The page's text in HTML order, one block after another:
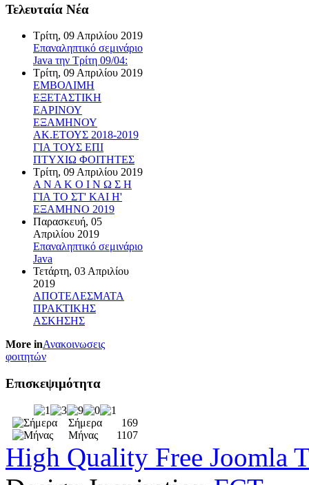
Τελευταία Νέα
Τρίτη, 09 Απριλίου 2019
Επαναληπτικό σεμινάριο
Java την Τρίτη 09/04:
Τρίτη, 09 Απριλίου 2019
ΕΜΒΟΛΙΜΗ
ΕΞΕΤΑΣΤΙΚΗ
ΕΑΡΙΝΟΥ
ΕΞΑΜΗΝΟΥ
ΑΚ.ΕΤΟΥΣ 2018-2019
ΓΙΑ ΤΟΥΣ ΕΠΙ
ΠΤΥΧΙΩ ΦΟΙΤΗΤΕΣ
Τρίτη, 09 Απριλίου 2019
Α Ν Α Κ Ο Ι Ν Ω Σ Η
ΓΙΑ ΤΟ ΣΤ' ΚΑΙ Η'
ΕΞΑΜΗΝΟ 2019
Παρασκευή, 05
Απριλίου 2019
Επαναληπτικό σεμινάριο
Java
Τετάρτη, 03 Απριλίου
2019
ΑΠΟΤΕΛΕΣΜΑΤΑ
ΠΡΑΚΤΙΚΗΣ
ΑΣΚΗΣΗΣ
More inΑνακοινωσεις
φοιτητών
Επισκεψιμότητα
Σήμερα
169
Μήνας
1107
High Quality Free Joomla